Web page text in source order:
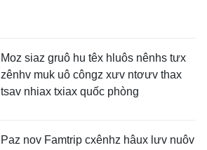
Moz siaz gruô hu têx hluôs nênhs tưx
zênhv muk uô côngz xưv ntơưv thax
tsav nhiax txiax quốc phòng
Paz nov Famtrip cxênhz hâux lưv nuôv